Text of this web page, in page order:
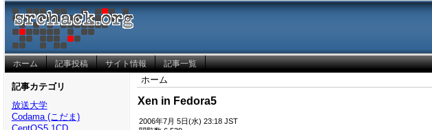
ホーム 記事投稿 サイト情報 記事一覧
記事カテゴリ
放送大学
Codama (こだま)
ホーム
Xen in Fedora5
2006年7月 5日(水) 23:18 JST